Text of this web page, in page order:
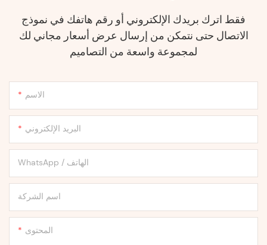
فقط اترك بريدك الإلكتروني أو رقم هاتفك في نموذج
الاتصال حتى نتمكن من إرسال عرض أسعار مجاني لك
لمجموعة واسعة من التصاميم
الاسم
البريد الإلكتروني
WhatsApp / الهاتف
اسم الشركة
المحتوى